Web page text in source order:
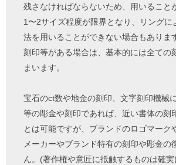
残さなければならないため、用いること
1〜2サイズ程度が限界となり、リングに
法を用いることができない場合もありま
刻印等がある場合は、基本的には全ての
まいます。
宝石のct数や地金の刻印、文字刻印機械
等の彫金や刻印であれば、近い書体の刻
とは可能ですが、ブランドのロゴマーク
メーカーやブランド特有の刻印や彫金の
ん。(著作権や意匠に抵触するものは確実